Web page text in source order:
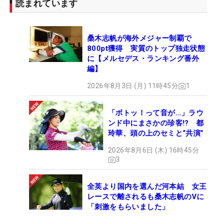
読まれています
桑木志帆が海外メジャー制覇で
800pt獲得 実質のトップ独走状態
に【メルセデス・ランキング番外
編】
2026年8月3日 (月) 11時45分 1
「ボトッ！って音が…」ラウ
ンド中にまさかの珍客!? 都
玲華、頭の上のセミと“共演”
2026年8月6日 (木) 16時45分
3
全英より国内を選んだ河本結 女王
レースで離されるも桑木志帆のVに
「刺激をもらいました」